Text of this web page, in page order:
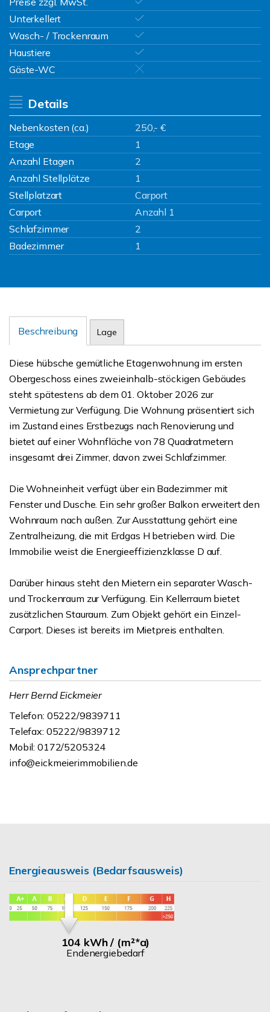
Unterkellert
Wasch- / Trockenraum
Haustiere
Gäste-WC
Details
Nebenkosten (ca.)
250,- €
Etage
1
Anzahl Etagen
2
Anzahl Stellplätze
1
Stellplatzart
Carport
Carport
Anzahl 1
Schlafzimmer
2
Badezimmer
1
Beschreibung Lage
Diese hübsche gemütliche Etagenwohnung im ersten
Obergeschoss eines zweieinhalb-stöckigen Gebäudes
steht spätestens ab dem 01. Oktober 2026 zur
Vermietung zur Verfügung. Die Wohnung präsentiert sich
im Zustand eines Erstbezugs nach Renovierung und
bietet auf einer Wohnfläche von 78 Quadratmetern
insgesamt drei Zimmer, davon zwei Schlafzimmer.
Die Wohneinheit verfügt über ein Badezimmer mit
Fenster und Dusche. Ein sehr großer Balkon erweitert den
Wohnraum nach außen. Zur Ausstattung gehört eine
Zentralheizung, die mit Erdgas H betrieben wird. Die
Immobilie weist die Energieeffizienzklasse D auf.
Darüber hinaus steht den Mietern ein separater Wasch-
und Trockenraum zur Verfügung. Ein Kellerraum bietet
zusätzlichen Stauraum. Zum Objekt gehört ein Einzel-
Carport. Dieses ist bereits im Mietpreis enthalten.
Ansprechpartner
Herr Bernd Eickmeier
Telefon: 05222/9839711
Telefax: 05222/9839712
Mobil: 0172/5205324
info@eickmeierimmobilien.de
Energieausweis (Bedarfsausweis)
104 kWh / (m²*a)
Endenergiebedarf